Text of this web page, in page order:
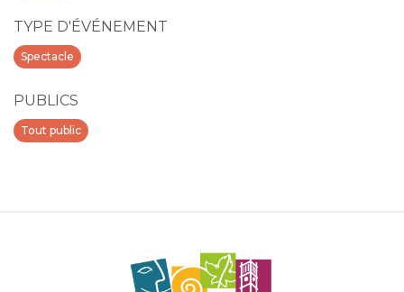
TYPE D'ÉVÉNEMENT
Spectacle
PUBLICS
Tout public